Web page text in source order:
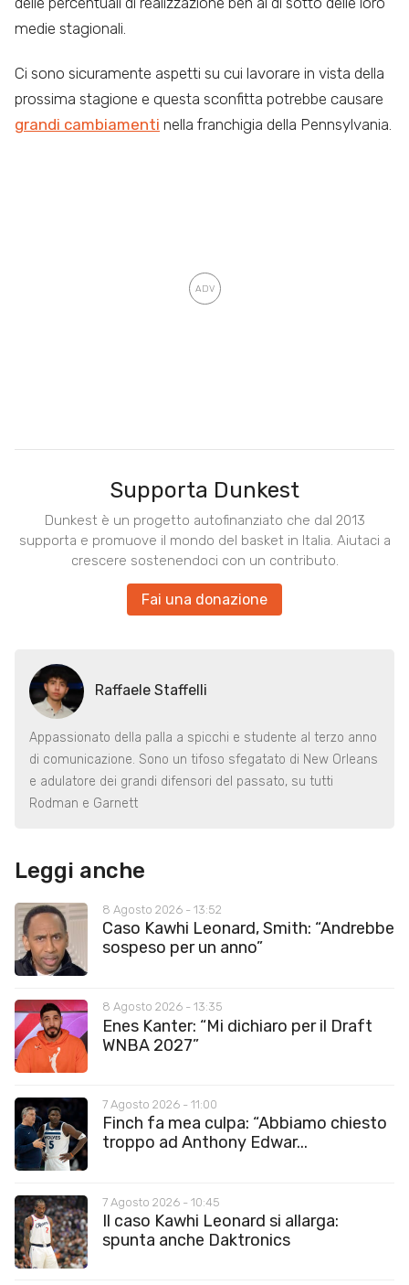
medie stagionali.
Ci sono sicuramente aspetti su cui lavorare in vista della
prossima stagione e questa sconfitta potrebbe causare
grandi cambiamenti nella franchigia della Pennsylvania.
Supporta Dunkest
Dunkest è un progetto autofinanziato che dal 2013
supporta e promuove il mondo del basket in Italia. Aiutaci a
crescere sostenendoci con un contributo.
Fai una donazione
Raffaele Staffelli
Appassionato della palla a spicchi e studente al terzo anno
di comunicazione. Sono un tifoso sfegatato di New Orleans
e adulatore dei grandi difensori del passato, su tutti
Rodman e Garnett
Leggi anche
8 Agosto 2026 - 13:52
Caso Kawhi Leonard, Smith: “Andrebbe
sospeso per un anno”
8 Agosto 2026 - 13:35
Enes Kanter: “Mi dichiaro per il Draft
WNBA 2027”
7 Agosto 2026 - 11:00
Finch fa mea culpa: “Abbiamo chiesto
troppo ad Anthony Edwar...
7 Agosto 2026 - 10:45
Il caso Kawhi Leonard si allarga:
spunta anche Daktronics